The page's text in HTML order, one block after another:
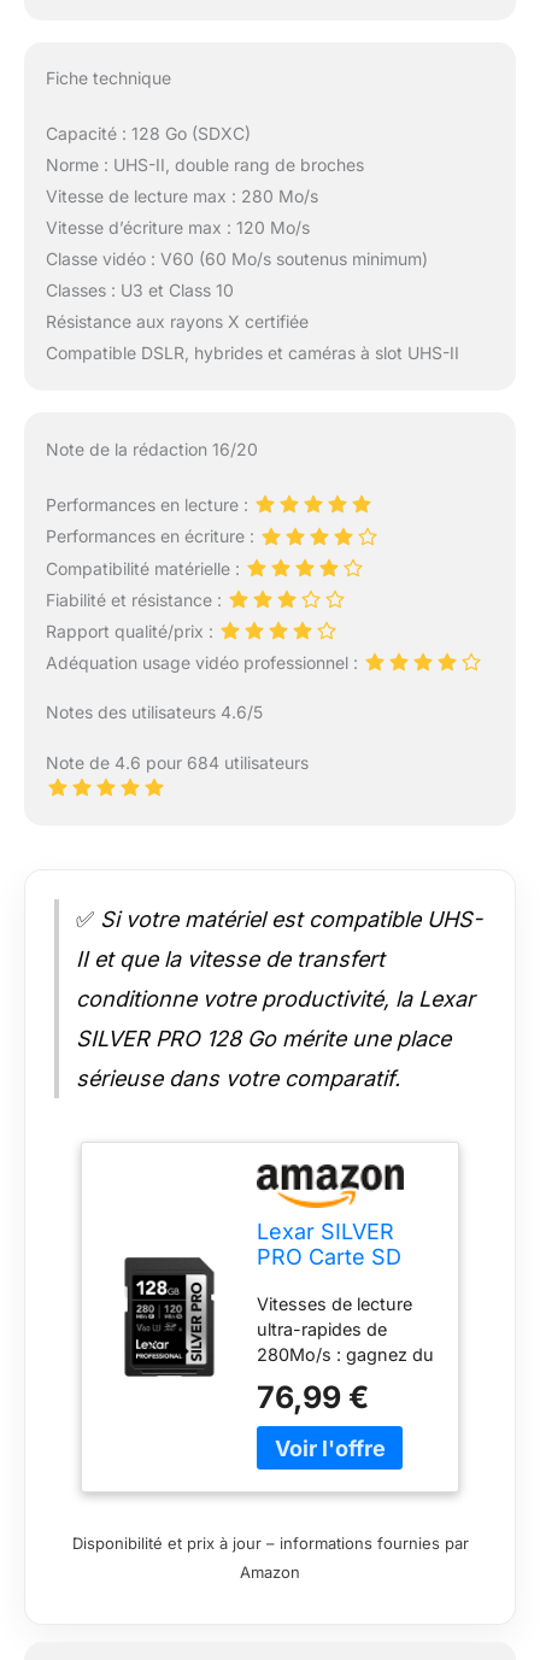
Fiche technique
Capacité : 128 Go (SDXC)
Norme : UHS-II, double rang de broches
Vitesse de lecture max : 280 Mo/s
Vitesse d’écriture max : 120 Mo/s
Classe vidéo : V60 (60 Mo/s soutenus minimum)
Classes : U3 et Class 10
Résistance aux rayons X certifiée
Compatible DSLR, hybrides et caméras à slot UHS-II
Note de la rédaction 16/20
Performances en lecture :
Performances en écriture :
Compatibilité matérielle :
Fiabilité et résistance :
Rapport qualité/prix :
Adéquation usage vidéo professionnel :
Notes des utilisateurs 4.6/5
Note de 4.6 pour 684 utilisateurs
✅ Si votre matériel est compatible UHS-
II et que la vitesse de transfert
conditionne votre productivité, la Lexar
SILVER PRO 128 Go mérite une place
sérieuse dans votre comparatif.
Lexar SILVER
PRO Carte SD
(LSDSIPR128G-
BNNAA)
Vitesses de lecture
ultra-rapides de
280Mo/s : gagnez du
de travail
considérablement
accéléré. Les cartes
et 120Mo/s en
écriture. Vitesses C10
76,99 €
Disponibilité et prix à jour – informations fournies par
Amazon